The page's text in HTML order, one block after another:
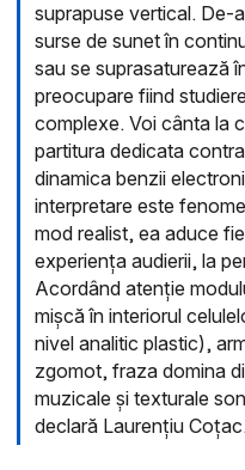
suprapuse vertical. De-
surse de sunet în
sau se suprasaturează
preocupare fiind
complexe. Voi cânta la
partitura dedicata
dinamica benzii
interpretare este
mod realist, ea aduce
experiența audierii, la
Acordând atenție
mișcă în interiorul
nivel analitic plastic),
zgomot, fraza domina
muzicale și texturale
declară Laurențiu